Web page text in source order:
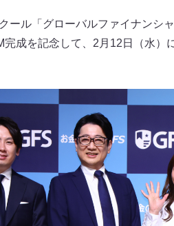
ール「グローバルファイナンシ
成を記念して、2月12日（水